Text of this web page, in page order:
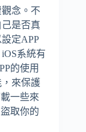
念。不
是否真
定APP
系統有
的使用
來保護
一些來
取你的